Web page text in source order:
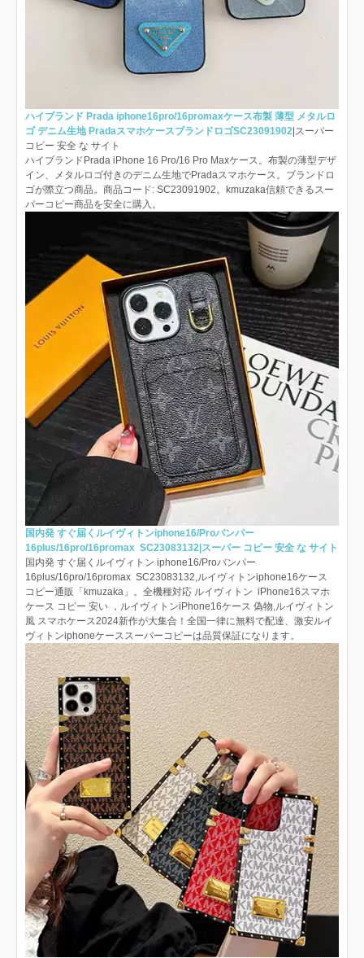
ハイブランド Prada iphone16pro/16promaxケース布製 薄型 メタルロ
ゴ デニム生地 PradaスマホケースブランドロゴSC23091902 |スーパー
コピー 安全 な サイト
ハイブランドPrada iPhone 16 Pro/16 Pro Maxケース。布製の薄型デザ
イン、メタルロゴ付きのデニム生地でPradaスマホケース。ブランドロ
ゴが際立つ商品。商品コード: SC23091902。kmuzaka信頼できるスー
パーコピー商品を安全に購入。
国内発 すぐ届くルイヴィトンiphone16/Proバンパー
16plus/16pro/16promax SC23083132|スーパー コピー 安全 な サイト
国内発 すぐ届くルイヴィトン iphone16/Proバンパー
16plus/16pro/16promax SC23083132,ルイヴィトンiphone16ケース
コピー通販「kmuzaka」。全機種対応 ルイヴィトン iPhone16スマホ
ケース コピー 安い ，ルイヴィトンiPhone16ケース 偽物,ルイヴィトン
風 スマホケース2024新作が大集合！全国一律に無料で配達、激安ルイ
ヴィトンiphoneケーススーパーコピーは品質保証になります。